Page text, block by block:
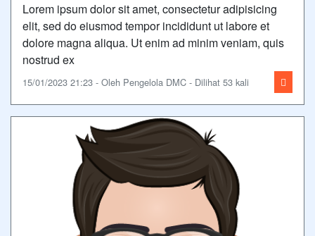
Lorem ipsum dolor sit amet, consectetur adipisicing
elit, sed do eiusmod tempor incididunt ut labore et
dolore magna aliqua. Ut enim ad minim veniam, quis
nostrud ex
15/01/2023 21:23 - Oleh Pengelola DMC - Dilihat 53 kali